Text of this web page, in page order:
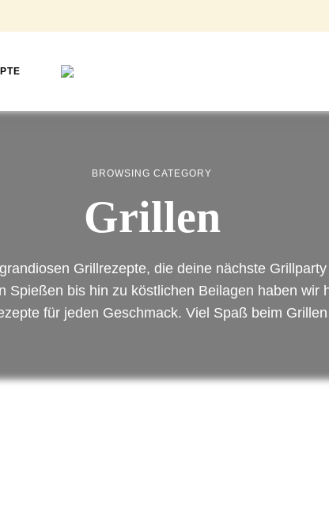
Food
Love
❤
einfache
BROWSING CATEGORY
Grillen
Grillrezepte, die deine nächste
Spießen bis hin zu köstlichen Beilagen haben wir
für jeden Geschmack. Viel Spaß beim